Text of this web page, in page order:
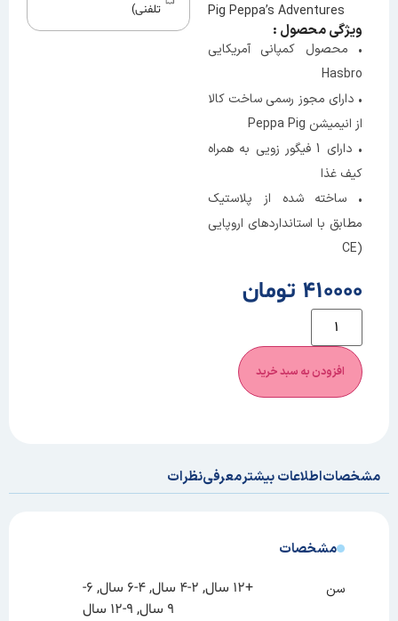
Pig Peppa’s Adventures
ویژگی محصول :
• محصول کمپانی آمریکایی
Hasbro
• دارای مجوز رسمی ساخت کالا
از انیمیشن Peppa Pig
• دارای 1 فیگور زویی به همراه
کیف غذا
• ساخته شده از پلاستیک
مطابق با استانداردهای اروپایی
(CE
410000 تومان
افزودن به سبد خرید
تلفنی)
مشخصاتاطلاعات بیشترمعرفینظرات
مشخصات
سن
+12 سال, 2-4 سال, 4-6 سال, 6-
9 سال, 9-12 سال